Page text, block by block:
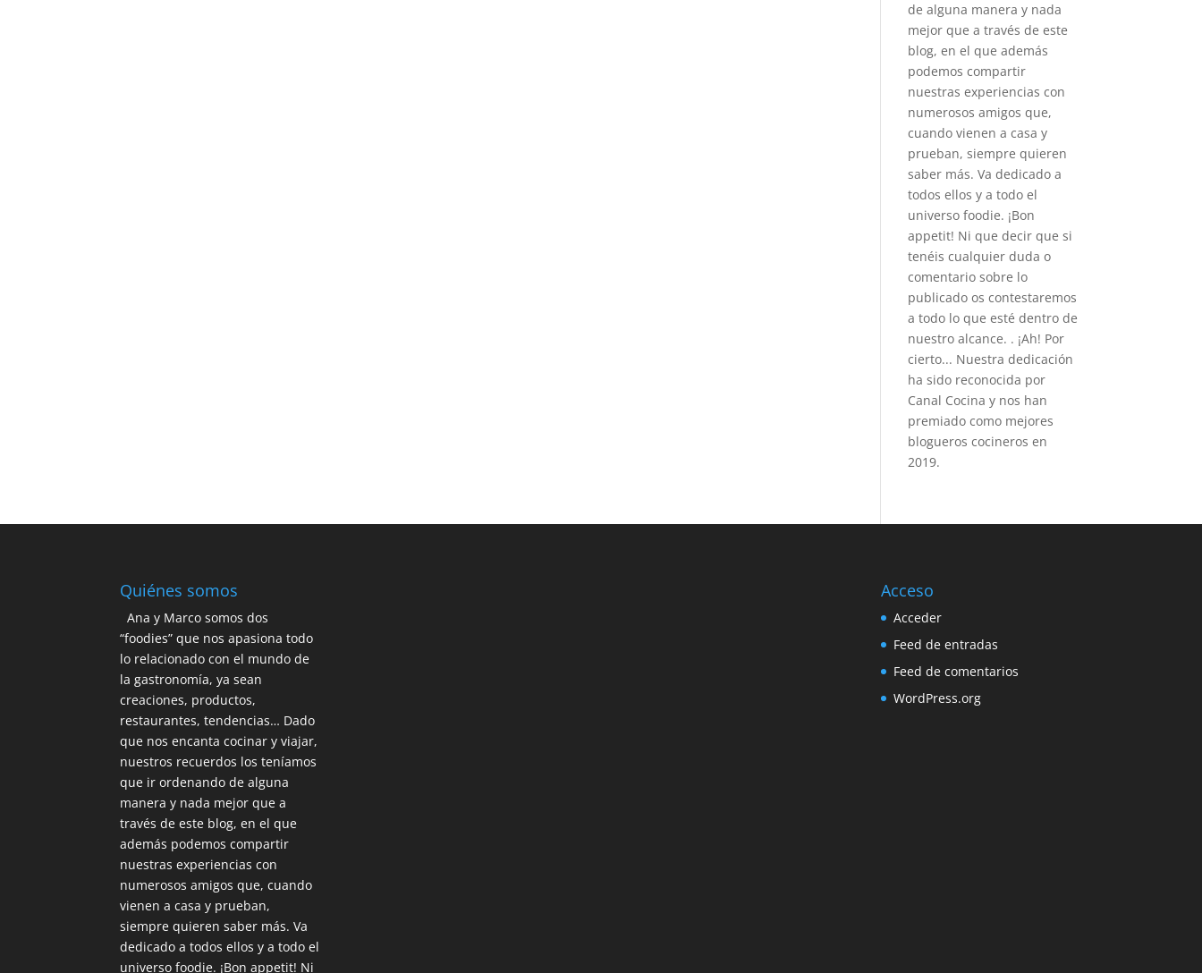
de alguna manera y nada
mejor que a través de este
blog, en el que además
podemos compartir
nuestras experiencias con
numerosos amigos que,
cuando vienen a casa y
prueban, siempre quieren
saber más. Va dedicado a
todos ellos y a todo el
universo foodie. ¡Bon
appetit! Ni que decir que si
tenéis cualquier duda o
comentario sobre lo
publicado os contestaremos
a todo lo que esté dentro de
nuestro alcance. . ¡Ah! Por
cierto... Nuestra dedicación
ha sido reconocida por
Canal Cocina y nos han
premiado como mejores
blogueros cocineros en
2019.
Quiénes somos
Ana y Marco somos dos
“foodies” que nos apasiona todo
lo relacionado con el mundo de
la gastronomía, ya sean
creaciones, productos,
restaurantes, tendencias… Dado
que nos encanta cocinar y viajar,
nuestros recuerdos los teníamos
que ir ordenando de alguna
manera y nada mejor que a
través de este blog, en el que
además podemos compartir
nuestras experiencias con
numerosos amigos que, cuando
vienen a casa y prueban,
siempre quieren saber más. Va
dedicado a todos ellos y a todo el
universo foodie. ¡Bon appetit! Ni
Acceso
Acceder
Feed de entradas
Feed de comentarios
WordPress.org